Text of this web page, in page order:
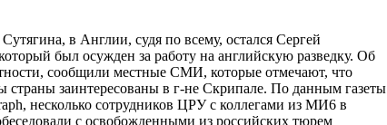
в Англии, судя по всему, остался Сергей
был осужден за работу на английскую разведку. Об
сообщили местные СМИ, которые отмечают, что
страны заинтересованы в г-не Скрипале. По данным газеты
несколько сотрудников ЦРУ с коллегами из МИ6 в
с освобожденными из российских тюрем